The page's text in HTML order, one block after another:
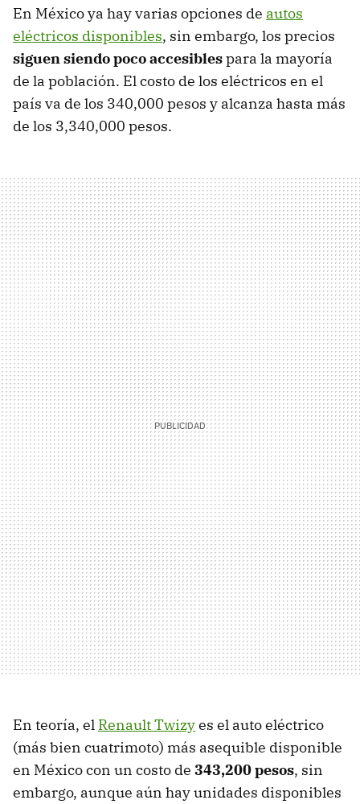
En México ya hay varias opciones de autos
eléctricos disponibles, sin embargo, los precios
siguen siendo poco accesiblespara la mayoría
de la población. El costo de los eléctricos en el
país va de los 340,000 pesos y alcanza hasta más
de los 3,340,000 pesos.
En teoría, el Renault Twizyes el auto eléctrico
(más bien cuatrimoto) más asequible disponible
en México con un costo de 343,200 pesos, sin
embargo, aunque aún hay unidades disponibles